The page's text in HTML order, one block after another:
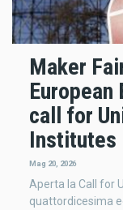
Maker
call for
Institutes
Mag 20, 2026
Aperta la Call for
quattordicesima